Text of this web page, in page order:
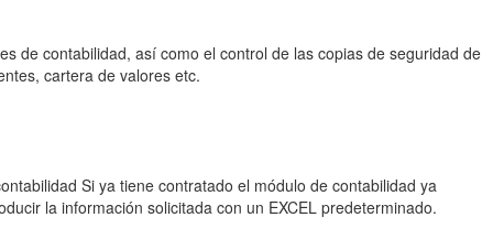
de contabilidad, así como el control de las copias de seguridad de
cartera de valores etc.
Si ya tiene contratado el módulo de contabilidad ya
la información solicitada con un EXCEL predeterminado.